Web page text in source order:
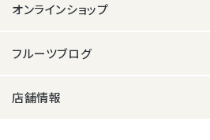
オンラインショップ
フルーツブログ
店舗情報